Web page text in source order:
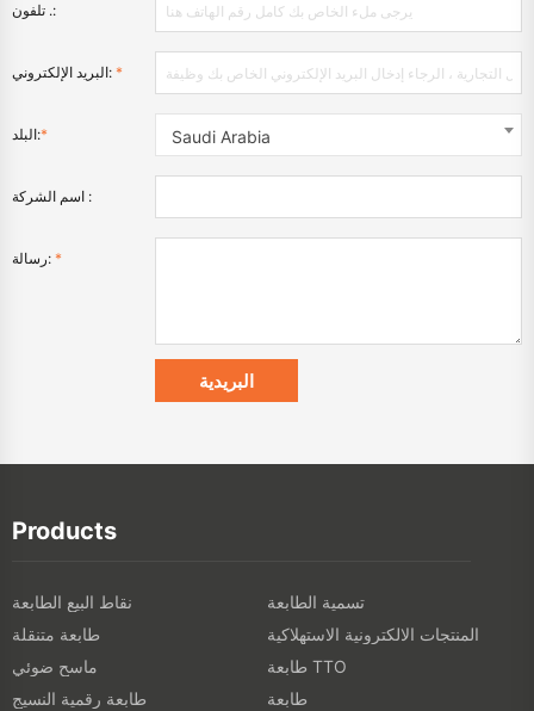
تلفون .:
البريد الإلكتروني: *
البلد:* Saudi Arabia
اسم الشركة :
رسالة: *
Products
نقاط البيع الطابعة
تسمية الطابعة
طابعة متنقلة
المنتجات الالكترونية الاستهلاكية
ماسح ضوئي
طابعة TTO
طابعة رقمية النسيج
طابعة